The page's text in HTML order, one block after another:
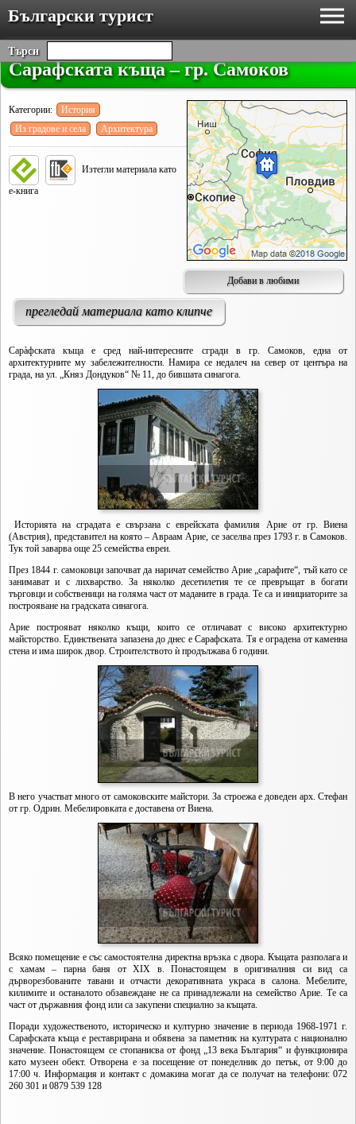
Български турист
Търси
Сарафската къща – гр. Самоков
Добави в любими
Категории:
История
Из градове и села
Архитектура
Изтегли материала като
е-книга
прегледай материала като клипче
Сарàфската къща е сред най-интересните сгради в гр. Самоков, една от
архитектурните му забележителности. Намира се недалеч на север от центъра на
града, на ул. „Княз Дондуков“ № 11, до бившата синагога.
Историята на сградата е свързана с еврейската фамилия Арие от гр. Виена
(Австрия), представител на която – Авраам Арие, се заселва през 1793 г. в Самоков.
Тук той заварва още 25 семейства евреи.
През 1844 г. самоковци започват да наричат семейство Арие „сарафите“, тъй като се
занимават и с лихварство. За няколко десетилетия те се превръщат в богати
търговци и собственици на голяма част от маданите в града. Те са и инициаторите за
построяване на градската синагога.
Арие построяват няколко къщи, които се отличават с високо архитектурно
майсторство. Единствената запазена до днес е Сарафската. Тя е оградена от каменна
стена и има широк двор. Строителството ѝ продължава 6 години.
В него участват много от самоковските майстори. За строежа е доведен арх. Стефан
от гр. Одрин. Мебелировката е доставена от Виена.
Всяко помещение е със самостоятелна директна връзка с двора. Къщата разполага и
с хамам – парна баня от ХIХ в. Понастоящем в оригиналния си вид са
дърворезбованите тавани и отчасти декоративната украса в салона. Мебелите,
килимите и останалото обзавеждане не са принадлежали на семейство Арие. Те са
част от държавния фонд или са закупени специално за къщата.
Поради художественото, историческо и културно значение в периода 1968-1971 г.
Сарафската къща е реставрирана и обявена за паметник на културата с национално
значение. Понастоящем се стопанисва от фонд „13 века България“ и функционира
като музеен обект. Отворена е за посещение от понеделник до петък, от 9:00 до
17:00 ч. Информация и контакт с домакина могат да се получат на телефони: 072
260 301 и 0879 539 128